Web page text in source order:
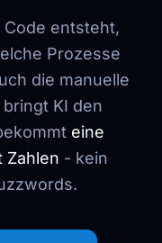
Code entsteht,
Prozesse
die manuelle
KI den
eine
Zahlen - kein